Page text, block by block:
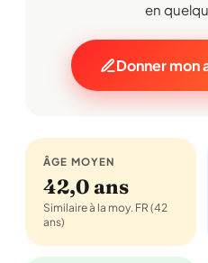
en
Donner mon
ÂGE MOYEN
42,0 ans
Similaire à la moy. FR (42
ans)